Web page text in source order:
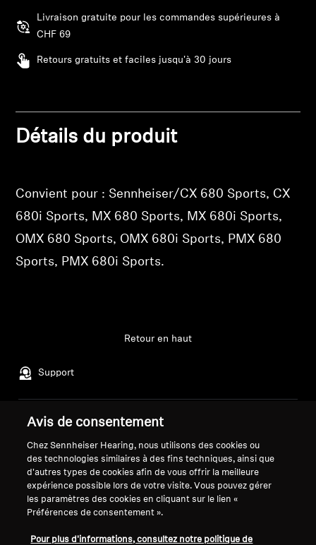
Support
Professionnel
Livraison gratuite pour les commandes supérieures à
CHF 69
Retours gratuits et faciles jusqu'à 30 jours
Détails du produit
Convient pour : Sennheiser/CX 680 Sports, CX
680i Sports, MX 680 Sports, MX 680i Sports,
OMX 680 Sports, OMX 680i Sports, PMX 680
Sports, PMX 680i Sports.
Support
Retour en haut
Mentions légales
Politique de confidentialité
générale
Conditions générales de vente en
ligne aux consommateurs
Politique de divulgation
À propos de nous
Carrière chez Sonova
Contacts presse
Salle de presse
Avis de consentement
Chez Sennheiser Hearing, nous utilisons des cookies ou
des technologies similaires à des fins techniques, ainsi que
d'autres types de cookies afin de vous offrir la meilleure
expérience possible lors de votre visite. Vous pouvez gérer
les paramètres des cookies en cliquant sur le lien «
Préférences de consentement ».
Pour plus d'informations, consultez notre politique de
des produits à votre liste de souhaits et afficher
vos articles précédemment enregistrés.
Se connecter